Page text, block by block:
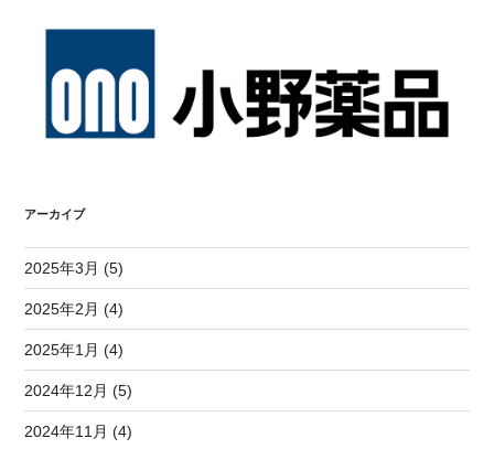
アーカイブ
2025年3月 (5)
2025年2月 (4)
2025年1月 (4)
2024年12月 (5)
2024年11月 (4)